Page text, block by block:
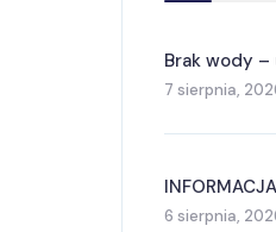
Brak wody –
7 sierpnia,
6 sierpnia,